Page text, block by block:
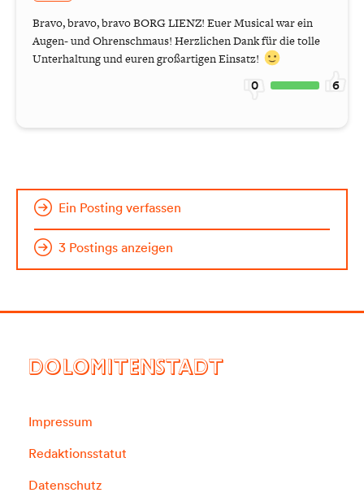
Bravo, bravo, bravo BORG LIENZ! Euer Musical war ein
Augen- und Ohrenschmaus! Herzlichen Dank für die tolle
Unterhaltung und euren großartigen Einsatz!
0 6
Ein Posting verfassen
3 Postings anzeigen
DOLOMITENSTADT
Impressum
Redaktionsstatut
Datenschutz